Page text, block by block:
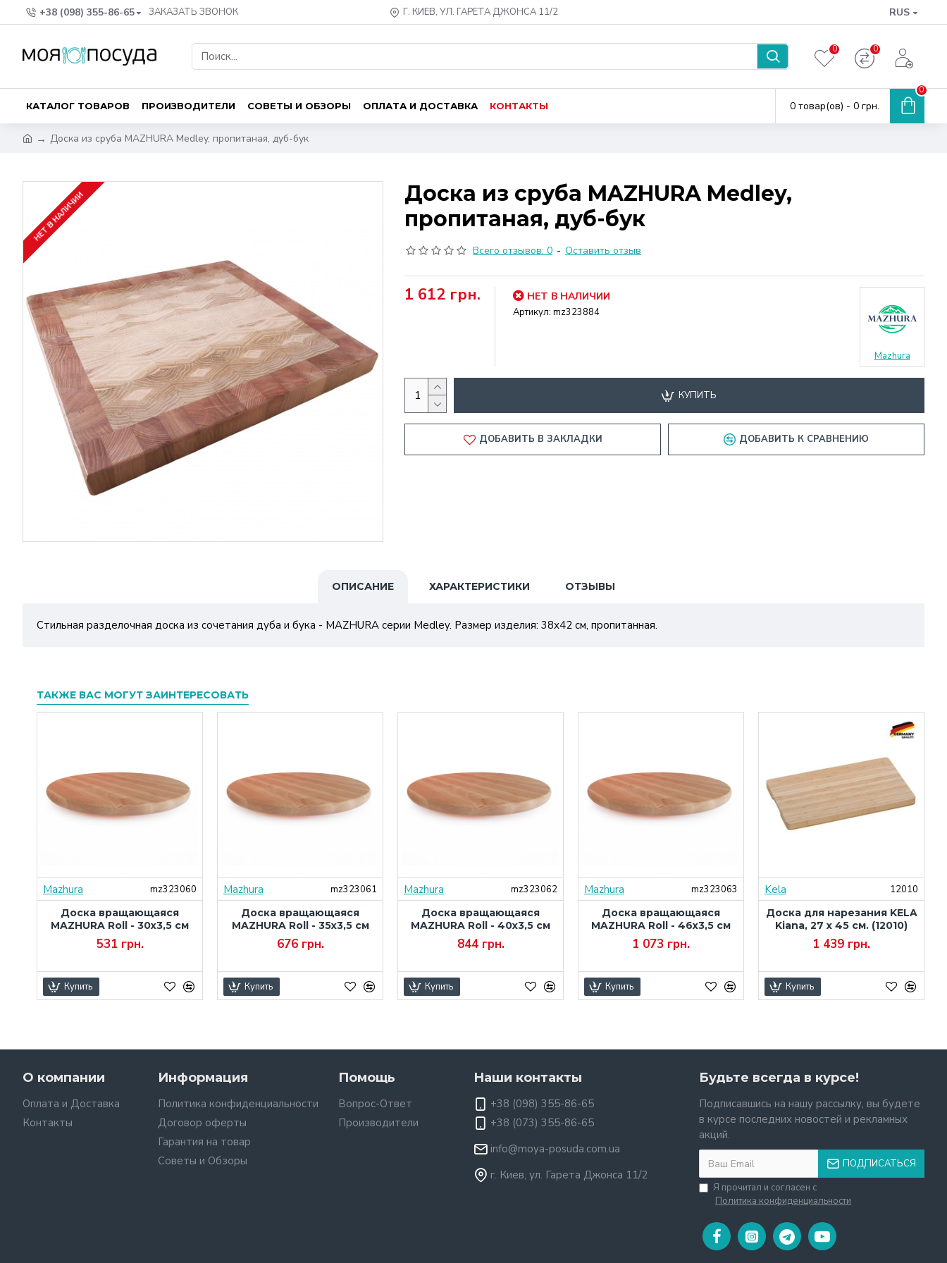
+38 (098) 355-86-65 ЗАКАЗАТЬ ЗВОНОК Г. КИЕВ, УЛ. ГАРЕТА ДЖОНСА 11/2 RUS
0 0
КАТАЛОГ ТОВАРОВ ПРОИЗВОДИТЕЛИ СОВЕТЫ И ОБЗОРЫ ОПЛАТА И ДОСТАВКА КОНТАКТЫ 0 товар(ов) - 0 грн.
0
Доска из сруба MAZHURA Medley, пропитаная, дуб-бук
НЕТ В НАЛИЧИИ
Доска из сруба MAZHURA Medley,
пропитаная, дуб-бук
Всего отзывов: 0 - Оставить отзыв
1 612 грн. НЕТ В НАЛИЧИИ
Артикул: mz323884
Mazhura
КУПИТЬ
ДОБАВИТЬ В ЗАКЛАДКИ ДОБАВИТЬ К СРАВНЕНИЮ
ОПИСАНИЕ ХАРАКТЕРИСТИКИ ОТЗЫВЫ
Стильная разделочная доска из сочетания дуба и бука - MAZHURA серии Medley. Размер изделия: 38х42 см, пропитанная.
ТАКЖЕ ВАС МОГУТ ЗАИНТЕРЕСОВАТЬ
Mazhura
mz323060
Доска вращающаяся
MAZHURA Roll - 30х3,5 см
531 грн.
Купить
Mazhura
mz323061
Доска вращающаяся
MAZHURA Roll - 35х3,5 см
676 грн.
Купить
Mazhura
mz323062
Доска вращающаяся
MAZHURA Roll - 40х3,5 см
844 грн.
Купить
Mazhura
mz323063
Доска вращающаяся
MAZHURA Roll - 46х3,5 см
1 073 грн.
Купить
Kela
12010
Доска для нарезания KELA
Kiana, 27 х 45 см. (12010)
1 439 грн.
Купить
О компании
Оплата и Доставка
Контакты
Информация
Политика конфиденциальности
Договор оферты
Гарантия на товар
Советы и Обзоры
Помощь
Вопрос-Ответ
Производители
Наши контакты
+38 (098) 355-86-65
+38 (073) 355-86-65
info@moya-posuda.com.ua
г. Киев, ул. Гарета Джонса 11/2
Будьте всегда в курсе!
Подписавшись на нашу рассылку, вы будете
в курсе последних новостей и рекламных
акций.
ПОДПИСАТЬСЯ
Я прочитал и согласен с
Политика конфиденциальности